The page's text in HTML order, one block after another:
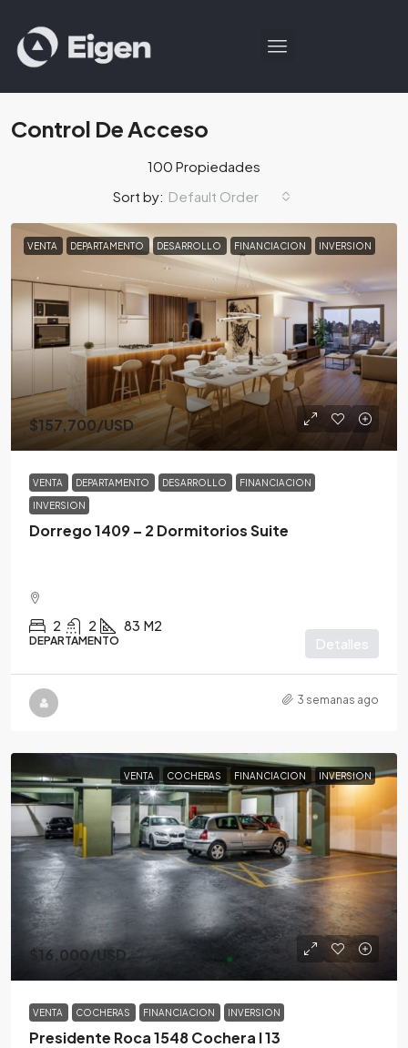
Control De Acceso
100 Propiedades
Sort by: Default Order
VENTA DEPARTAMENTO DESARROLLO FINANCIACION INVERSION
$157,700/USD
VENTA DEPARTAMENTO DESARROLLO FINANCIACION
INVERSION
Dorrego 1409 – 2 Dormitorios Suite
2 2 83 M2
DEPARTAMENTO Detalles
3 semanas ago
VENTA COCHERAS FINANCIACION INVERSION
$16,000/USD
VENTA COCHERAS FINANCIACION INVERSION
Presidente Roca 1548 Cochera I 13